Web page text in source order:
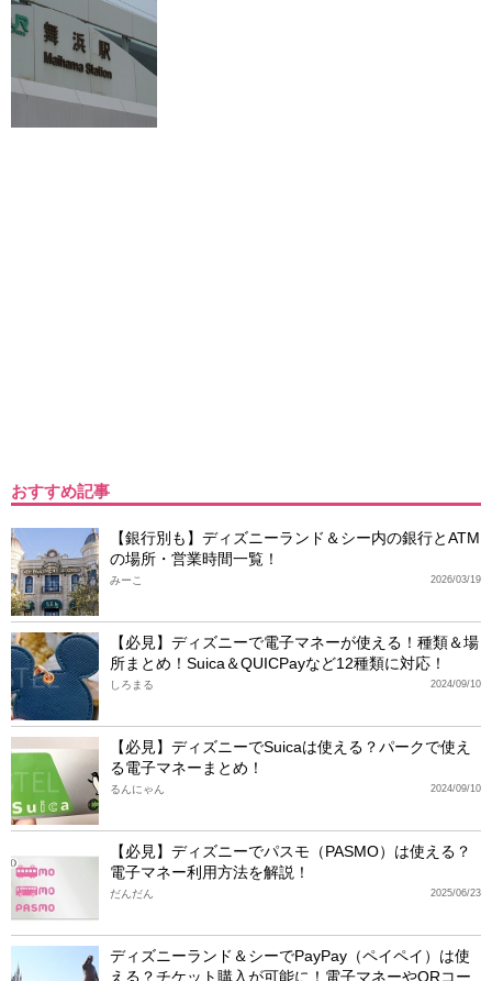
おすすめ記事
【銀行別も】ディズニーランド＆シー内の銀行とATM
の場所・営業時間一覧！
2026/03/19
みーこ
【必見】ディズニーで電子マネーが使える！種類＆場
所まとめ！Suica＆QUICPayなど12種類に対応！
2024/09/10
しろまる
【必見】ディズニーでSuicaは使える？パークで使え
る電子マネーまとめ！
2024/09/10
るんにゃん
【必見】ディズニーでパスモ（PASMO）は使える？
電子マネー利用方法を解説！
2025/06/23
だんだん
ディズニーランド＆シーでPayPay（ペイペイ）は使
える？チケット購入が可能に！電子マネーやQRコー